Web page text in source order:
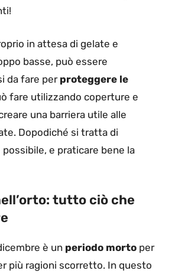
in attesa di gelate e
basse, può essere
da fare per proteggere le
fare utilizzando coperture e
una barriera utile alle
Dopodiché si tratta di
e praticare bene la
tutto ciò che
è un periodo morto per
più ragioni scorretto. In questo